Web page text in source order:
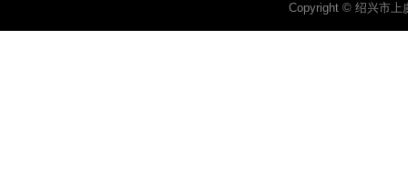
Copyright © 绍兴市上